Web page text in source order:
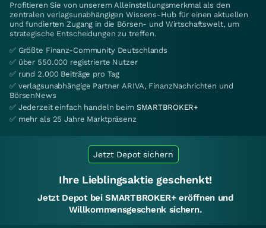
Profitieren Sie von unserem Alleinstellungsmerkmal als den
zentralen verlagsunabhängigen Wissens-Hub für einen aktuellen
und fundierten Zugang in die Börsen- und Wirtschaftswelt, um
strategische Entscheidungen zu treffen.
✅ Größte Finanz-Community Deutschlands
✅ über 550.000 registrierte Nutzer
✅ rund 2.000 Beiträge pro Tag
✅ verlagsunabhängige Partner ARIVA, FinanzNachrichten und
BörsenNews
✅ Jederzeit einfach handeln beim SMARTBROKER+
✅ mehr als 25 Jahre Marktpräsenz
Jetzt Depot sichern
Ihre Lieblingsaktie geschenkt!
Jetzt Depot bei SMARTBROKER+ eröffnen und
Willkommensgeschenk sichern.